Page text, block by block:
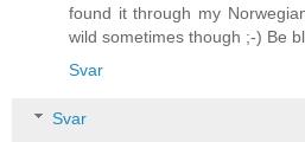
found it through my
wild sometimes though ;-) Be
Svar
Svar